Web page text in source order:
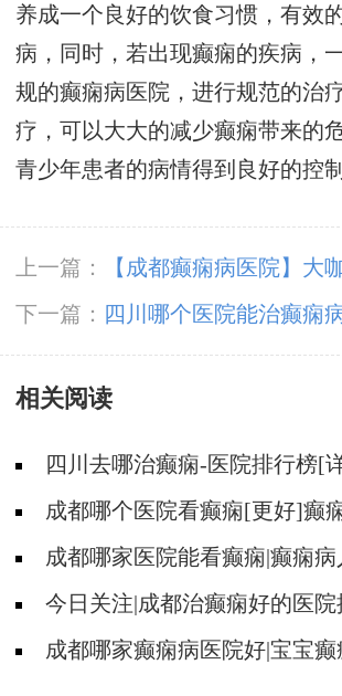
养成一个良好的饮食习惯，有效
病，同时，若出现癫痫的疾病，
规的癫痫病医院，进行规范的治
疗，可以大大的减少癫痫带来的
青少年患者的病情得到良好的控制
上一篇：
【成都癫痫病医院】大
癫，11月23-24日，癫痫病友足不
诊北京三甲大咖!
下一篇：
四川哪个医院能治癫痫
医院要注意什么?
相关阅读
四川去哪治癫痫-医院排行榜[
治疗怎么治比较好?
成都哪个医院看癫痫[更好]癫
成都哪家医院能看癫痫|癫痫
病?今日关注|成都治癫痫好的医
怎样正确用药?
成都哪家癫痫病医院好|宝宝